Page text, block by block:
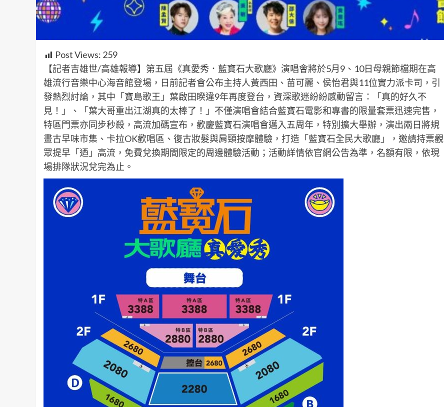
Post Views: 259
【記者吉雄世/高雄報導】第五屆《真愛秀．藍寶石大歌廳》演唱會將於5月9、10日母親節檔期在高
雄流行音樂中心海音館登場，日前記者會公布主持人黃西田、苗可麗、侯怡君與11位實力派卡司，引
發熱烈討論，其中「寶島歌王」葉啟田睽違9年再度登台，資深歌迷紛紛感動留言：「真的好久不
見！」、「葉大哥重出江湖真的太棒了！」不僅演唱會結合藍寶石電影和專書的限量套票迅速完售，
特區門票亦同步秒殺，高流加碼宣布，歡慶藍寶石演唱會邁入五周年，特別擴大舉辦，演出兩日將規
畫古早味市集、卡拉OK歡唱區、復古妝髮與肩頸按摩體驗，打造「藍寶石全民大歌廳」，邀請持票觀
眾提早「迺」高流，免費兌換期間限定的周邊體驗活動；活動詳情依官網公告為準，名額有限，依現
場排隊狀況兌完為止。